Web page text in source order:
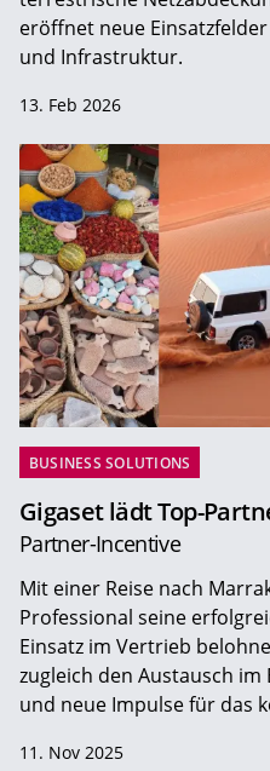
eröffnet neue
und Infrastruktur.
13. Feb 2026
BUSINESS SOLUTIONS
Gigaset lädt Top-
Partner-Incentive
Mit einer Reise nach
Professional seine
Einsatz im Vertrieb
zugleich den Austausch im
und neue Impulse für das
11. Nov 2025